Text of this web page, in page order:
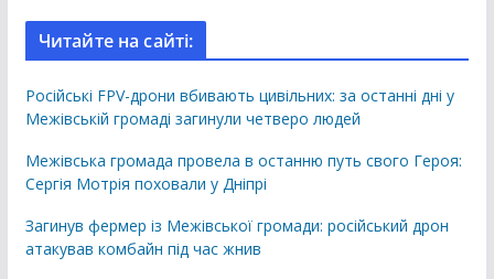
Читайте на сайті:
Російські FPV-дрони вбивають цивільних: за останні дні у
Межівській громаді загинули четверо людей
Межівська громада провела в останню путь свого Героя:
Сергія Мотрія поховали у Дніпрі
Загинув фермер із Межівської громади: російський дрон
атакував комбайн під час жнив